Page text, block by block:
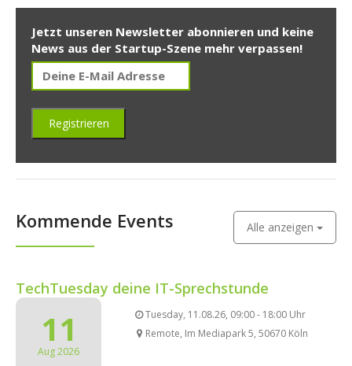
Jetzt unseren Newsletter abonnieren und keine
News aus der Startup-Szene mehr verpassen!
Kommende Events Alle anzeigen
TechTuesday deine IT-Sprechstunde
11
Aug 2026
Tuesday, 11.08.26, 09:00 - 18:00 Uhr
Remote, Im Mediapark 5, 50670 Köln